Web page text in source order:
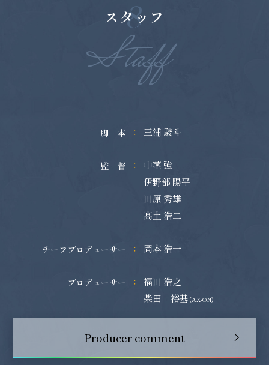
スタッフ
Staff
脚 本 三浦 駿斗
監 督
中茎 強
伊野部 陽平
田原 秀雄
髙土 浩二
チーフプロデューサー 岡本 浩一
プロデューサー
福田 浩之
柴田 裕基 （AX-ON）
Producer comment